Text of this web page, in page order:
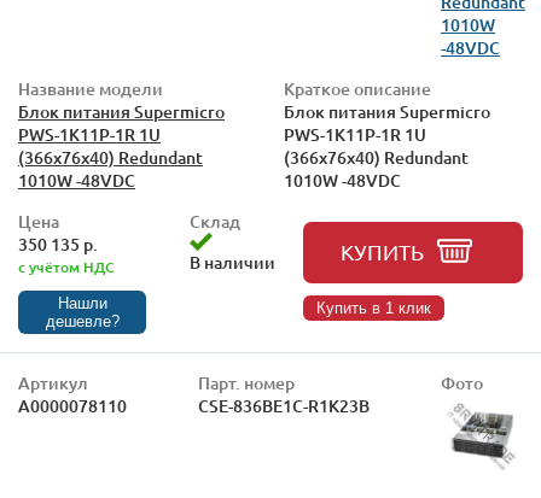
Название модели
Блок питания Supermicro
PWS-1K11P-1R 1U
(366x76x40) Redundant
1010W -48VDC
Краткое описание
Блок питания Supermicro
PWS-1K11P-1R 1U
(366x76x40) Redundant
1010W -48VDC
Цена
350 135 р.
с учётом НДС
Нашли
дешевле?
Склад
В наличии
КУПИТЬ
Купить в 1 клик
Артикул
А0000078110
Парт. номер
CSE-836BE1C-R1K23B
Фото